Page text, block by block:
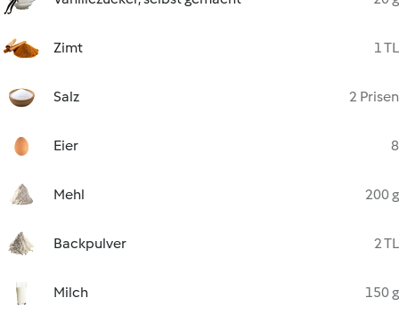
Zimt 1 TL
Salz 2 Prisen
Eier 8
Mehl 200 g
Backpulver 2 TL
Milch 150 g